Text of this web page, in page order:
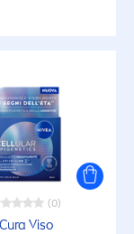
(0)
Cura Viso